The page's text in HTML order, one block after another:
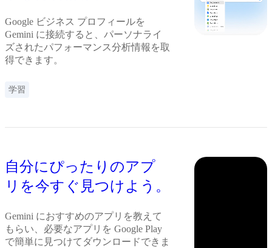
Google ビジネス プロフィールを
Gemini に接続すると、パーソナライ
ズされたパフォーマンス分析情報を取
得できます。
学習
自分にぴったりのアプ
リを今すぐ見つけよう。
Gemini におすすめのアプリを教えて
もらい、必要なアプリを Google Play
で簡単に見つけてダウンロードできま